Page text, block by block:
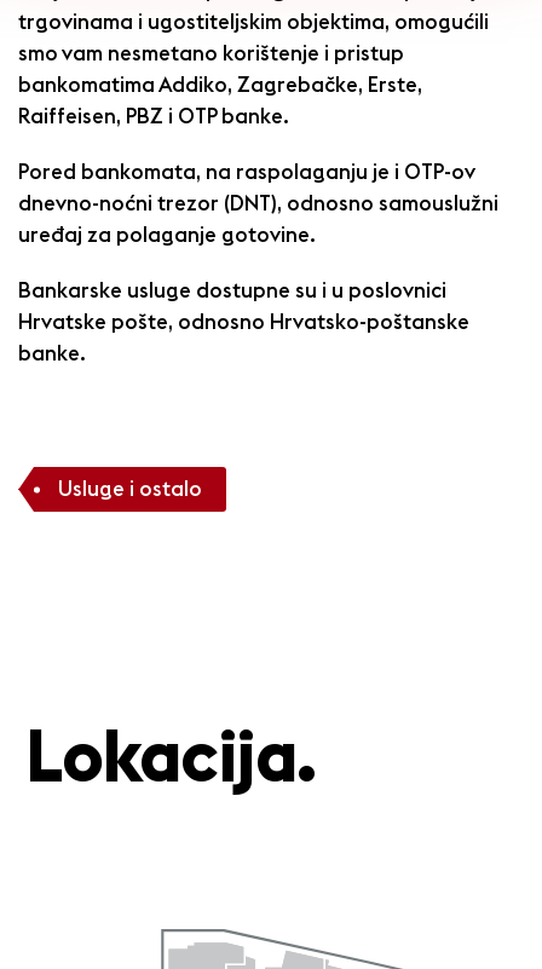
trgovinama i ugostiteljskim objektima, omogućili
smo vam nesmetano korištenje i pristup
bankomatima Addiko, Zagrebačke, Erste,
Raiffeisen, PBZ i OTP banke.
Pored bankomata, na raspolaganju je i OTP-ov
dnevno-noćni trezor (DNT), odnosno samouslužni
uređaj za polaganje gotovine.
Bankarske usluge dostupne su i u poslovnici
Hrvatske pošte, odnosno Hrvatsko-poštanske
banke.
Usluge i ostalo
Lokacija.